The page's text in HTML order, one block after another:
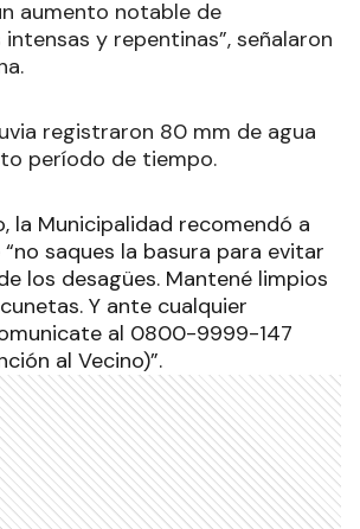
aumento notable de
y repentinas”, señalaron
registraron 80 mm de agua
período de tiempo.
la Municipalidad recomendó a
saques la basura para evitar
los desagües. Mantené limpios
Y ante cualquier
al 0800-9999-147
al Vecino)”.